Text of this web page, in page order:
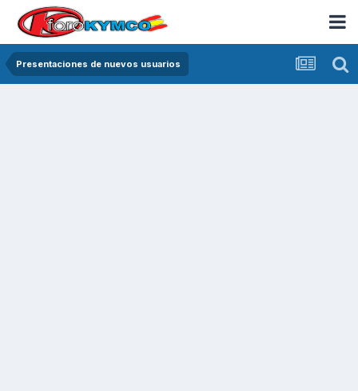
Presentaciones de nuevos usuarios